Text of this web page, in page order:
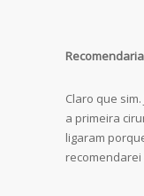
Claro que
a primeira
ligaram